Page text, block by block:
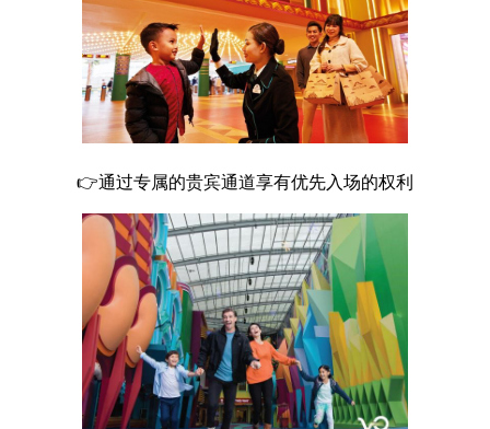
👉通过专属的贵宾通道享有优先入场的权利